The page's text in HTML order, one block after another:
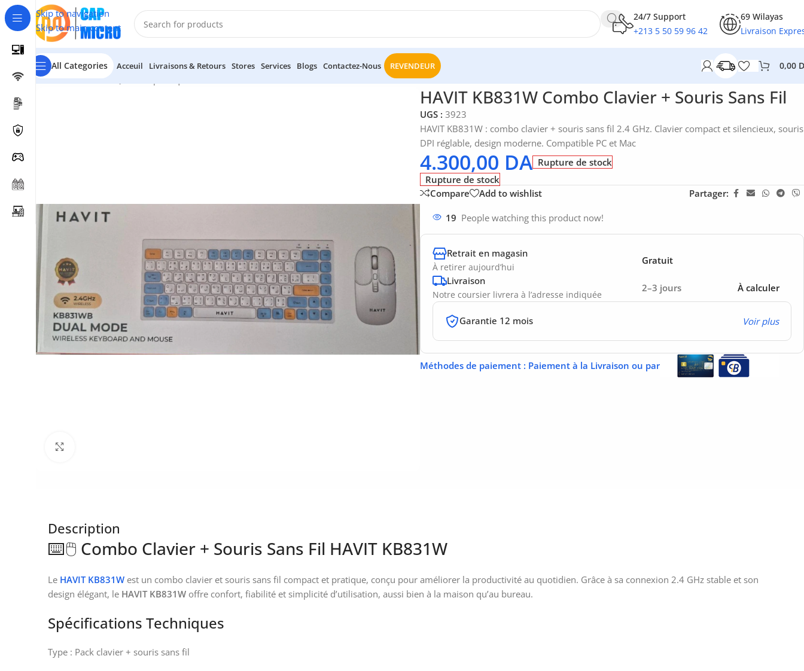
Skip to navigation
Skip to main content
24/7 Support
+213 5 50 59 96 42
69 Wilayas
Livraison
All Categories Acceuil Livraisons & Retours Stores Services Blogs Contactez-Nous REVENDEUR 0,00
Accueil/INFORMATIQUE HAVIT KB831W Combo Clavier + Souris Sans Fil
HAVIT KB831W Combo Clavier + Souris Sans Fil
UGS : 3923
HAVIT KB831W : combo clavier + souris sans fil 2.4 GHz. Clavier compact et silencieux, souris
DPI réglable, design moderne. Compatible PC et Mac
4.300,00 DA Rupture de stock
Rupture de stock
Compare
Add to wishlist Partager:
19 People watching this product now!
Retrait en magasin
À retirer aujourd’hui
Gratuit
Livraison
Notre coursier livrera à l’adresse indiquée
2–3 jours À calculer
Garantie 12 mois Voir plus
Méthodes de paiement : Paiement à la Livraison ou par
Description
⌨️🖱️ Combo Clavier + Souris Sans Fil HAVIT KB831W
Le HAVIT KB831W est un combo clavier et souris sans fil compact et pratique, conçu pour améliorer la productivité au quotidien. Grâce à sa connexion 2.4 GHz stable et son
design élégant, le HAVIT KB831W offre confort, fiabilité et simplicité d’utilisation, aussi bien à la maison qu’au bureau.
Spécifications Techniques
Type : Pack clavier + souris sans fil